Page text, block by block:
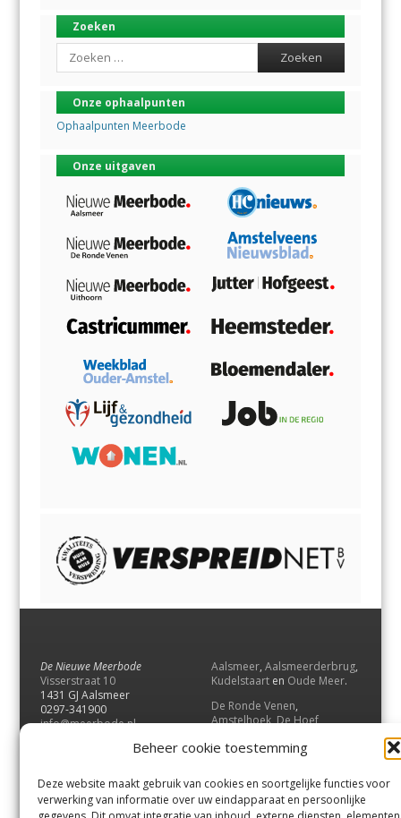
Beheer cookie toestemming
Deze website maakt gebruik van cookies en soortgelijke functies voor
verwerking van informatie over uw eindapparaat en persoonlijke
Zoeken
Search
Onze ophaalpunten
Ophaalpunten Meerbode
Onze uitgaven
De Nieuwe Meerbode
Visserstraat 10
1431 GJ Aalsmeer
0297-341900
info@meerbode.nl
Aalsmeer, Aalsmeerderbrug,
Kudelstaart en Oude Meer.
De Ronde Venen,
Amstelhoek,De Hoef,
Vrouwenakker,Waverveen
UithoornenDe Kwakel.